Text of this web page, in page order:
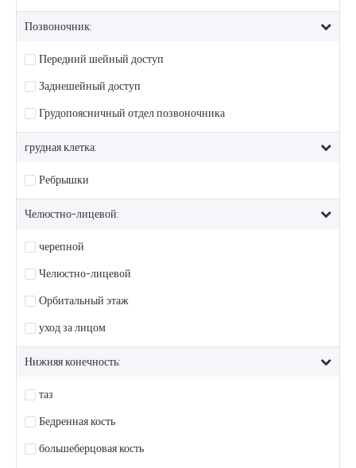
Позвоночник:
Передний шейный доступ
Заднешейный доступ
Грудопоясничный отдел позвоночника
грудная клетка:
Ребрышки
Челюстно-лицевой:
черепной
Челюстно-лицевой
Орбитальный этаж
уход за лицом
Нижняя конечность:
таз
Бедренная кость
большеберцовая кость